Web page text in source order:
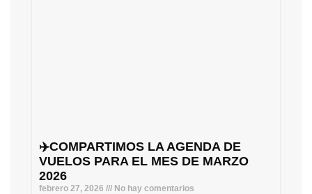
✈️COMPARTIMOS LA AGENDA DE
VUELOS PARA EL MES DE MARZO
2026
febrero 27, 2026 No hay comentarios